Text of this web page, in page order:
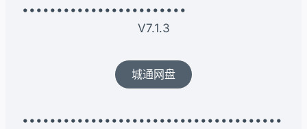
••••••••••••••••••••••••
V7.1.3
城通网盘
••••••••••••••••••••••••••••••••••••••